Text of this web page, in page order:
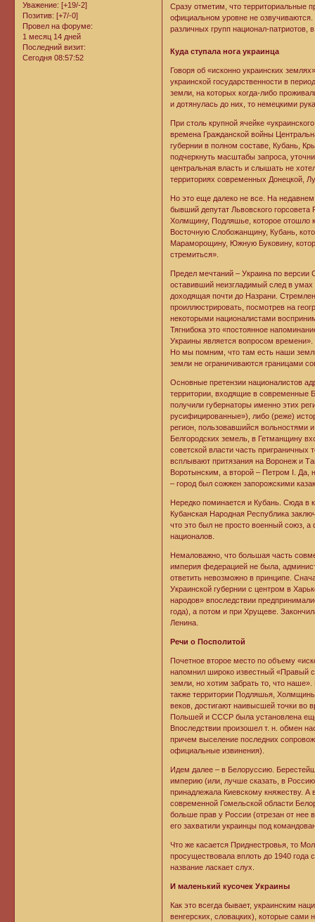
Уважение: [+19/-2]
Позитив: [+7/-0]
Провел на форуме:
1 месяц 14 дней
Последний визит:
Сегодня 08:57:52
Сразу отметим, что территориальные
официальном уровне не озвучиваются.
различных групп национал-патриотов,
Куда ступала нога украинца
Говоря об «исконно украинских
украинской государственности в
земли, на которых когда-либо
и дотянулась до них, то немецкими
При столь крупной ячейке
времена Гражданской войны
губернии в полном составе, Кубань,
подчеркнуть масштабы запроса,
центральная власть и слышать не
территориях современных Донецкой,
Но это еще далеко не все. На
бывший депутат Львовского
Холмщину, Подляшье, которое отошло
Восточную Слобожанщину, Кубань,
Мараморощину, Южную Буковину,
стремиться».
Предел мечтаний – Украина по версии
оставивший неизгладимый след в
доходящая почти до Назрани.
проиллюстрировать, посмотрев на
некоторыми националистами
Тягнибока это «постоянное
Украины является вопросом
Но мы помним, что там есть наши
земли не ограничиваются границами
Основные претензии националистов
территории, входящие в современные
получили губернаторы именно этих
русифицированные»), либо (реже)
регион, пользовавшийся вольностями
Белгородских земель, в Гетманщину
советской власти часть
всплывают притязания на Воронеж и
Воротынским, а второй – Петром I. Да,
– город был сожжен запорожскими
Нередко поминается и Кубань. Сюда в
Кубанская Народная Республика
что это был не просто военный союз,
националов.
Немаловажно, что большая часть
империя федерацией не была,
ответить невозможно в принципе.
Украинской губернии с центром в
народов» впоследствии
года), а потом и при Хрущеве.
Ленина.
Речи о Посполитой
Почетное второе место по объему
напомнил широко известный «Правый
земли, но хотим забрать то, что
также территории Подляшья,
веков, достигают наивысшей точки во
Польшей и СССР была установлена
Впоследствии произошел т. н. обмен
причем выселение последних
официальные извинения).
Идем далее – в Белоруссию.
империю (или, лучше сказать, в
принадлежала Киевскому княжеству. А
современной Гомельской области
больше прав у России (отрезан от нее
его захватили украинцы под
Что же касается Приднестровья, то
просуществовала вплоть до 1940
название ласкает слух.
И маленький кусочек Украины
Как это всегда бывает, украинским
венгерских, словацких), которые сами